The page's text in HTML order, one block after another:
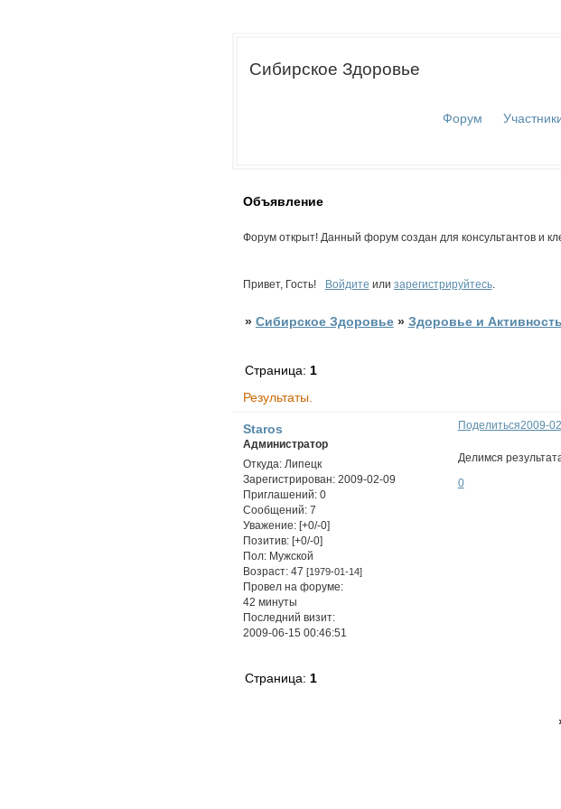
Сибирское Здоровье
Форум
Объявление
Форум открыт! Данный форум создан для консультантов и
Привет, Гость! Войдите или зарегистрируйтесь.
» Сибирское Здоровье » Здоровье и Активность
Результаты.
Страница: 1
Поделиться2009-
Staros
Администратор
Откуда: Липецк
Зарегистрирован: 2009-02-09
Приглашений: 0
Сообщений: 7
Уважение: [+0/-0]
Позитив: [+0/-0]
Пол: Мужской
Возраст: 47[1979-01-14]
Провел на форуме:
42 минуты
Последний визит:
2009-06-15 00:46:51
Делимся
0
Страница: 1